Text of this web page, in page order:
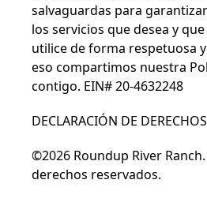
salvaguardas para
los servicios que desea y
utilice de forma respetuosa
eso compartimos nuestra
contigo. EIN# 20-4632248
DECLARACIÓN DE
©2026 Roundup River
derechos reservados.